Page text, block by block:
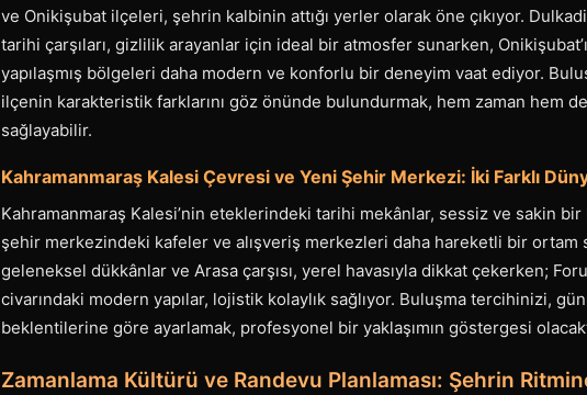
ve Onikişubat ilçeleri, şehrin kalbinin attığı yerler olarak öne çıkıyor.
tarihi çarşıları, gizlilik arayanlar için ideal bir atmosfer sunarken,
yapılaşmış bölgeleri daha modern ve konforlu bir deneyim vaat ediyor.
ilçenin karakteristik farklarını göz önünde bulundurmak, hem zaman hem
sağlayabilir.
Kahramanmaraş Kalesi Çevresi ve Yeni Şehir Merkezi: İki Farklı
Kahramanmaraş Kalesi’nin eteklerindeki tarihi mekânlar, sessiz ve sakin
şehir merkezindeki kafeler ve alışveriş merkezleri daha hareketli bir ortam
geleneksel dükkânlar ve Arasa çarşısı, yerel havasıyla dikkat çekerken;
civarındaki modern yapılar, lojistik kolaylık sağlıyor. Buluşma tercihinizi,
beklentilerine göre ayarlamak, profesyonel bir yaklaşımın göstergesi
Zamanlama Kültürü ve Randevu Planlaması: Şehrin